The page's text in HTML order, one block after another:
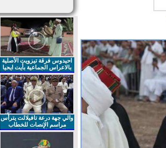
احيدوس فرقة تيزويت الأصلية
بالاعراس الجماعية بأيت ايحيا
والي جهة درعة تافيلالت يترأس
مراسم الإنصات للخطاب
الملكي السامي بمناسبة